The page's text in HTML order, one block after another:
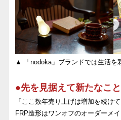
▲ 「nodoka」ブランドでは生活を
●先を見据えて新たなこ
「ここ数年売り上げは増加を続け
FRP造形はワンオフのオーダーメ